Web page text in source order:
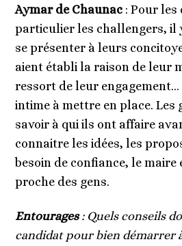
Aymar de Chaunac : Pour les
particulier les challengers, il
se présenter à leurs
aient établi la raison de leur
ressort de leur engagement…
intime à mettre en place. Les
savoir à qui ils ont affaire
connaitre les idées, les
besoin de confiance, le maire
proche des gens.
Entourages: Quels conseils
candidat pour bien démarrer